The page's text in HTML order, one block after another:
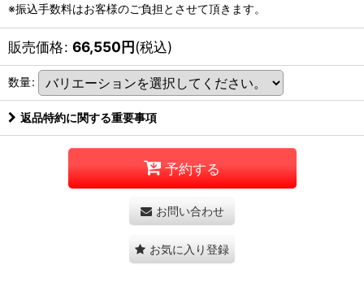
※振込手数料はお客様のご負担とさせて頂きます。
販売価格: 66,550円(税込)
数量:
返品特約に関する重要事項
予約する
お問い合わせ
お気に入り登録